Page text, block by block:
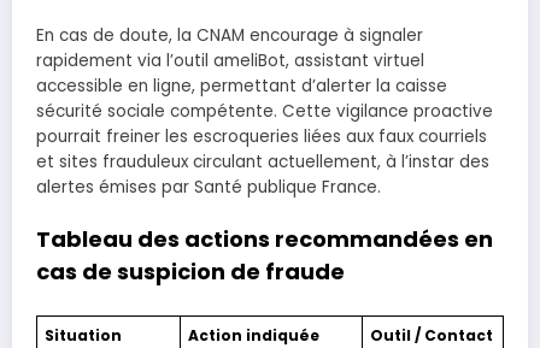
En cas de doute, la CNAM encourage à signaler
rapidement via l’outil ameliBot, assistant virtuel
accessible en ligne, permettant d’alerter la caisse
sécurité sociale compétente. Cette vigilance proactive
pourrait freiner les escroqueries liées aux faux courriels
et sites frauduleux circulant actuellement, à l’instar des
alertes émises par Santé publique France.
Tableau des actions recommandées en
cas de suspicion de fraude
Situation Action indiquée
Outil / Contact